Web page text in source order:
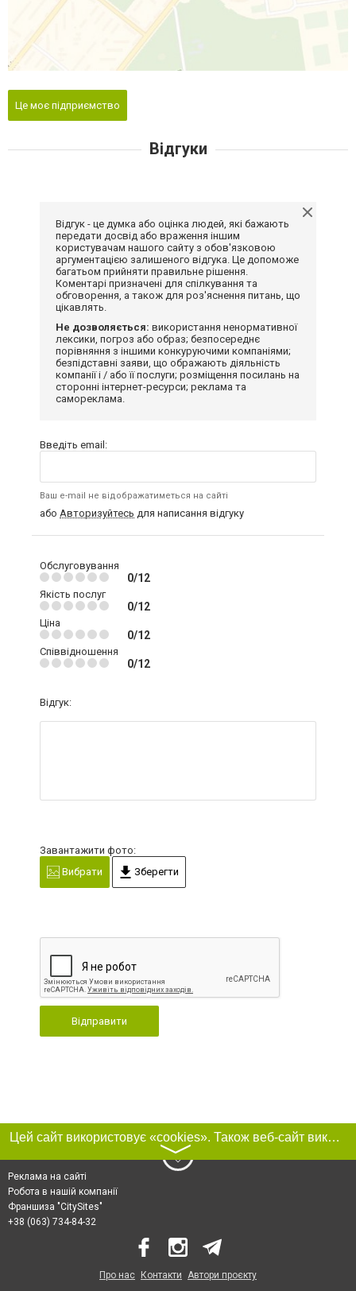
Це моє підприємство
Відгуки
Відгук - це думка або оцінка людей, які бажають
передати досвід або враження іншим
користувачам нашого сайту з обов'язковою
аргументацією залишеного відгука. Це допоможе
багатьом прийняти правильне рішення.
Коментарі призначені для спілкування та
обговорення, а також для роз'яснення питань, що
цікавлять.
Не дозволяється: використання ненормативної
лексики, погроз або образ; безпосереднє
порівняння з іншими конкуруючими компаніями;
безпідставні заяви, що ображають діяльність
компанії і / або її послуги; розміщення посилань на
сторонні інтернет-ресурси; реклама та
самореклама.
Введіть email:
Ваш e-mail не відображатиметься на сайті
або Авторизуйтесь для написання відгуку
Обслуговування
0/12
Якість послуг
0/12
Ціна
0/12
Співвідношення
0/12
Відгук:
Завантажити фото:
Вибрати
Зберегти
Відправити
Цей сайт використовує «cookies». Також веб-сайт використовує інтернет-сервіс для збору технічних даних стосовно відвідувачів з метою отримання маркетингової та статистичної інформації. Умови обробки даних відвідувачів сайту див.
〉
Реклама на сайті
Робота в нашій компанії
Франшиза "CitySites"
+38 (063) 734-84-32
Про нас Контакти Автори проєкту